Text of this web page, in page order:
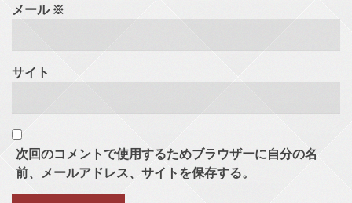
メール ※
サイト
次回のコメントで使用するためブラウザーに自分の名
前、メールアドレス、サイトを保存する。